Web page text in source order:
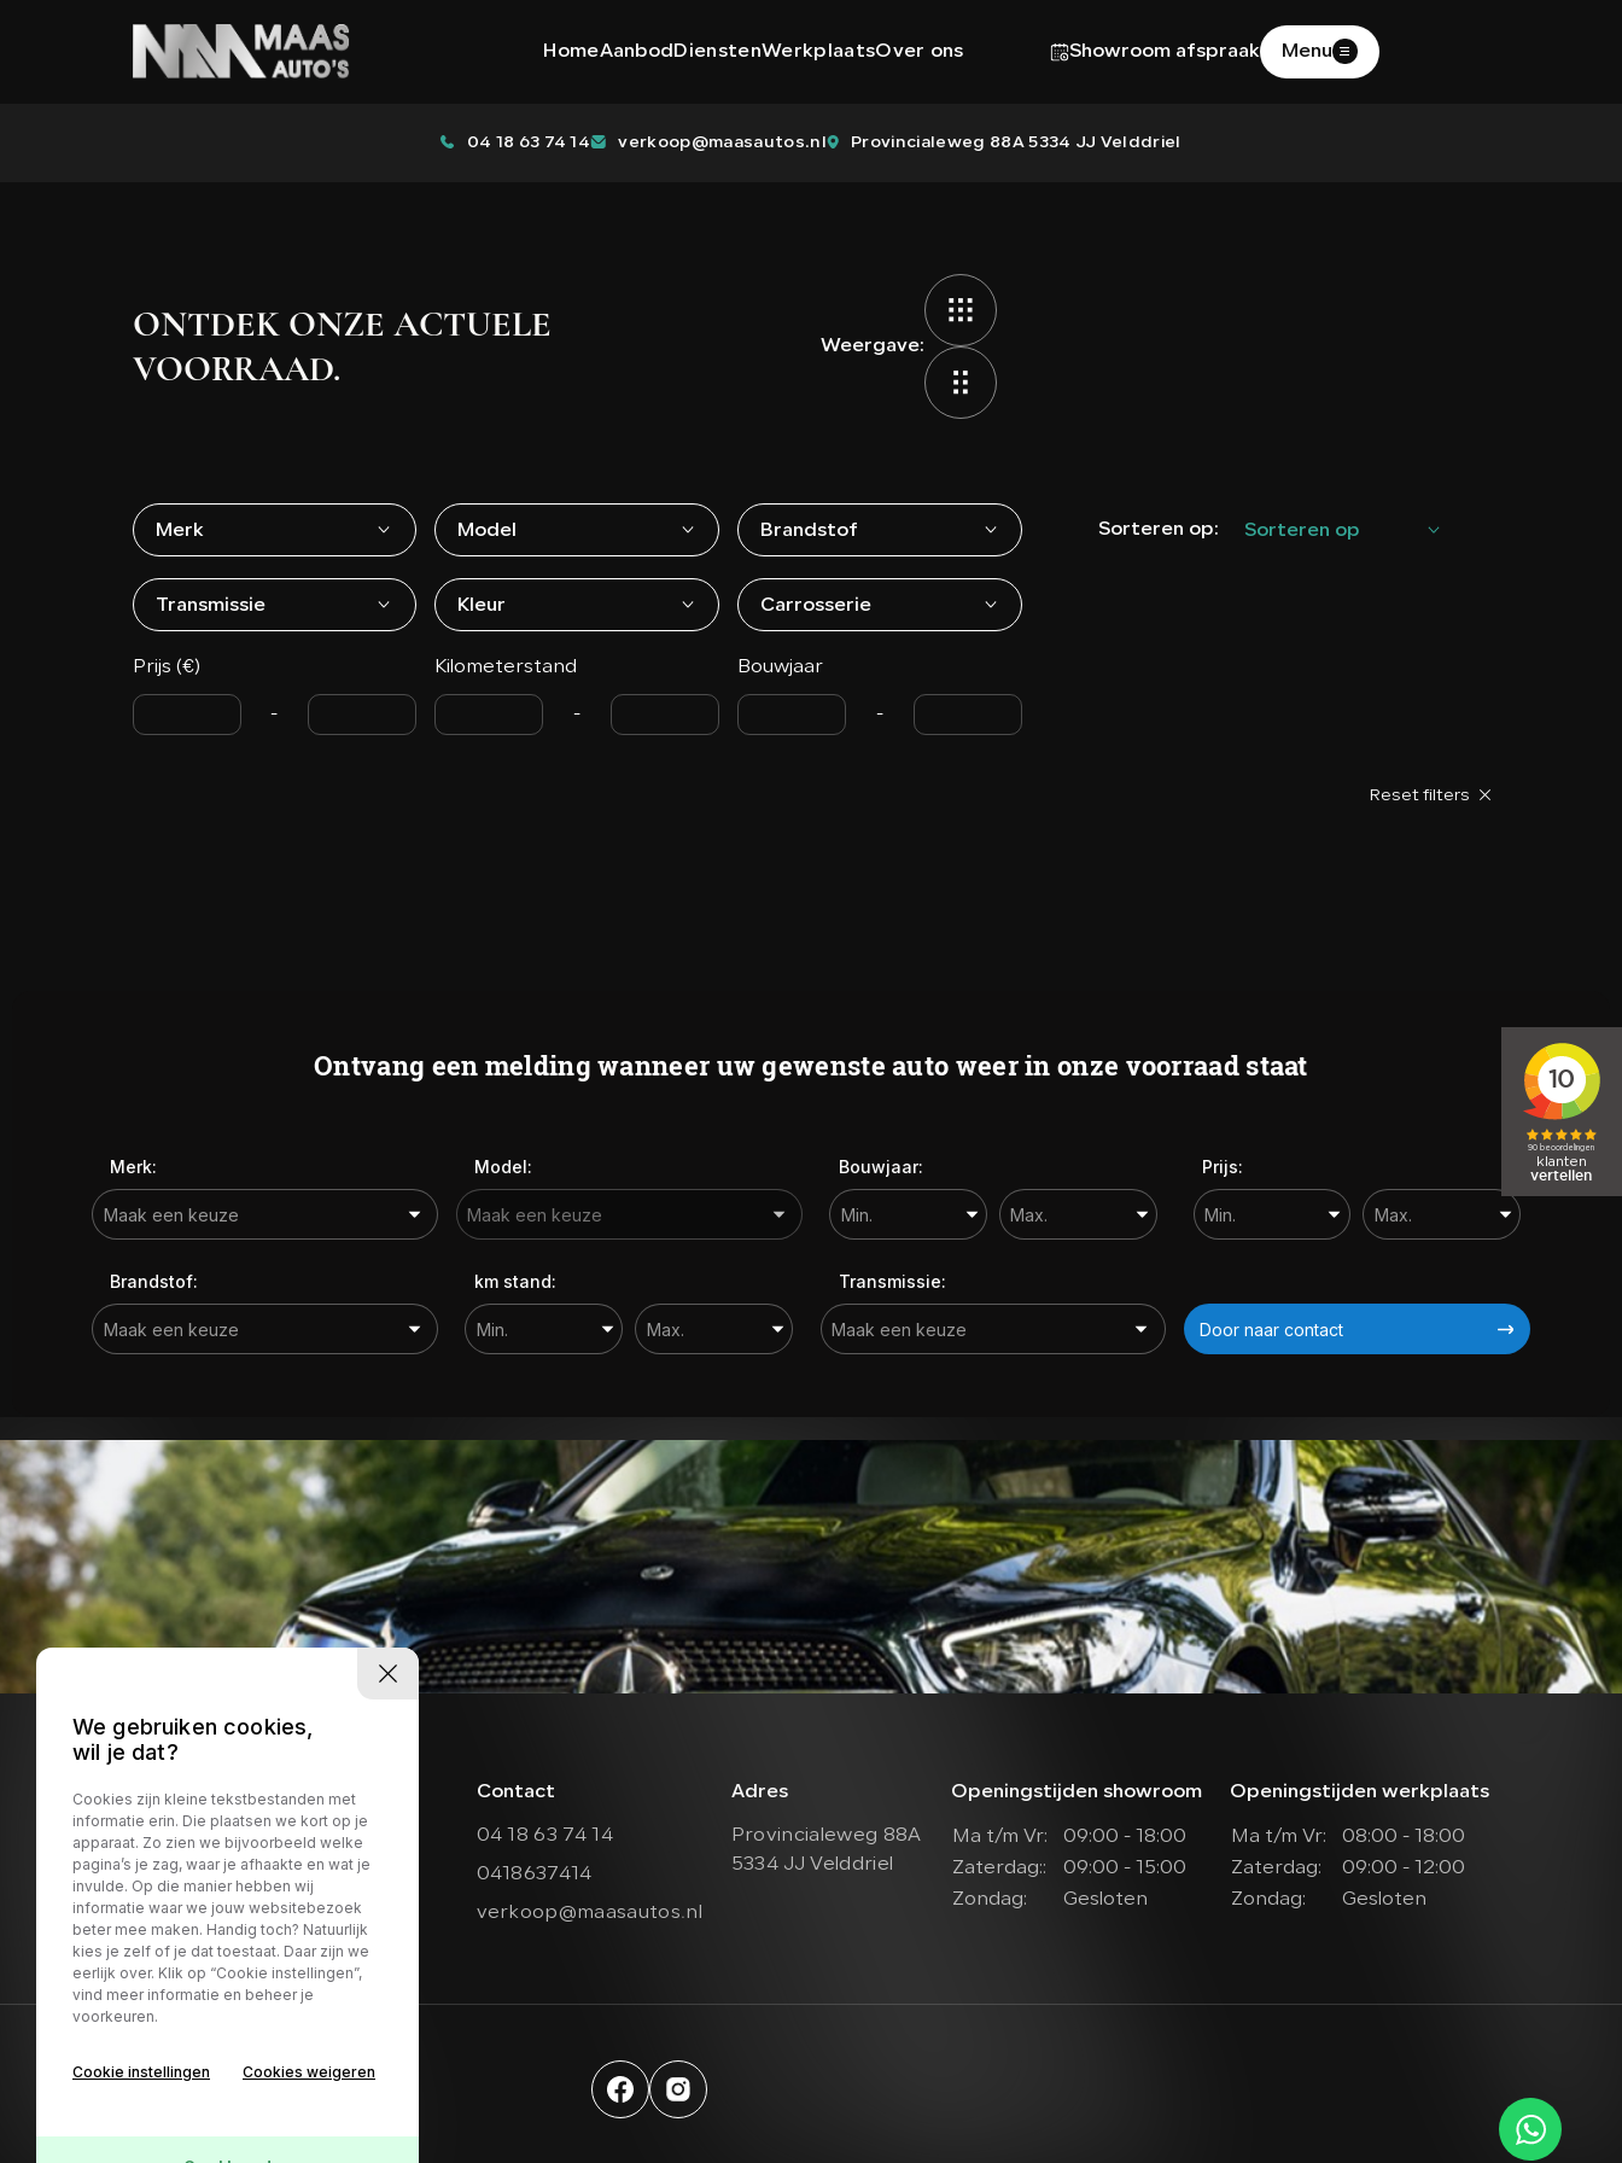
HomeAanbod DienstenWerkplaatsOver ons Showroom afspraak Menu
04 18 63 74 14 verkoop@maasautos.nl Provincialeweg 88A 5334 JJ Velddriel
verkoop@maasautos.nl
Provincialeweg 88A
OVER ONS
ONTDEK ONZE ACTUELE
VOORRAAD.
Weergave:
Merk Model Brandstof
Transmissie Kleur Carrosserie
Prijs (€)
-
Kilometerstand
-
Bouwjaar
-
Sorteren op: Sorteren op
Reset filters
Ontvang een melding wanneer uw gewenste auto weer in onze voorraad staat
Merk: Model: Bouwjaar: Prijs:
Brandstof: km stand: Transmissie:
Door naar contact
Contact
04 18 63 74 14
0418637414
verkoop@maasautos.nl
Adres
Provincialeweg 88A
5334 JJ Velddriel
Openingstijden showroom
Ma t/m Vr:
09:00 - 18:00
Zaterdag::
09:00 - 15:00
Zondag:
Gesloten
Openingstijden werkplaats
Ma t/m Vr:
08:00 - 18:00
Zaterdag:
09:00 - 12:00
Zondag:
Gesloten
We gebruiken cookies,
wil je dat?
Cookies zijn kleine tekstbestanden met
informatie erin. Die plaatsen we kort op je
apparaat. Zo zien we bijvoorbeeld welke
pagina’s je zag, waar je afhaakte en wat je
invulde. Op die manier hebben wij
informatie waar we jouw websitebezoek
beter mee maken. Handig toch? Natuurlijk
kies je zelf of je dat toestaat. Daar zijn we
eerlijk over. Klik op “Cookie instellingen”,
vind meer informatie en beheer je
voorkeuren.
Cookie instellingen Cookies weigeren